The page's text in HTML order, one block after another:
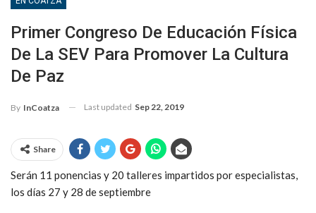
Primer Congreso De Educación Física
De La SEV Para Promover La Cultura
De Paz
By InCoatza Last updated Sep 22, 2019
Share
Serán 11 ponencias y 20 talleres impartidos por especialistas,
los días 27 y 28 de septiembre